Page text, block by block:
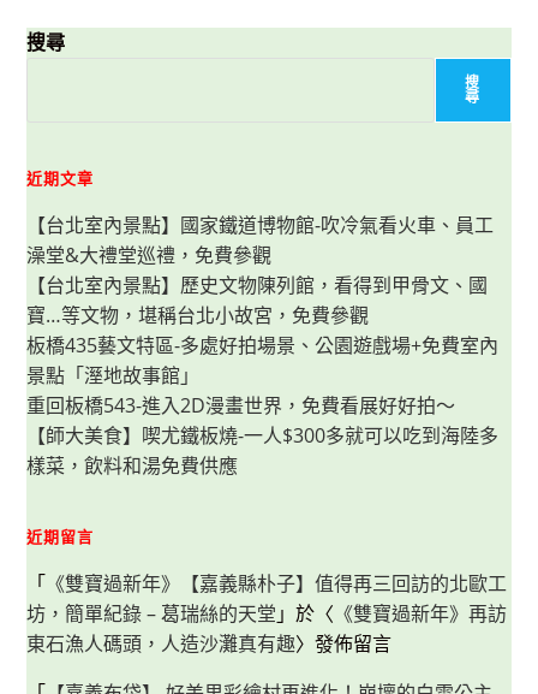
香
化，
餐
點
快
速
上
桌
又
美
味！
搜尋
搜
尋
近期文章
【台北室內景點】國家鐵道博物館-吹冷氣看火車、員工
澡堂&大禮堂巡禮，免費參觀
【台北室內景點】歷史文物陳列館，看得到甲骨文、國
寶…等文物，堪稱台北小故宮，免費參觀
板橋435藝文特區-多處好拍場景、公園遊戲場+免費室內
景點「溼地故事館」
重回板橋543-進入2D漫畫世界，免費看展好好拍～
【師大美食】喫尤鐵板燒-一人$300多就可以吃到海陸多
樣菜，飲料和湯免費供應
近期留言
「 《雙寶過新年》【嘉義縣朴子】值得再三回訪的北歐工
坊，簡單紀錄 – 葛瑞絲的天堂 」於〈 《雙寶過新年》再訪
東石漁人碼頭，人造沙灘真有趣〉發佈留言